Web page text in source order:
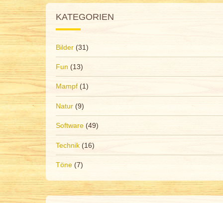
KATEGORIEN
Bilder(31)
Fun (13)
Mampf(1)
Natur(9)
Software(49)
Technik(16)
Töne(7)